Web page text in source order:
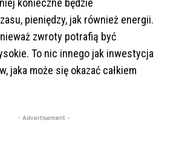
konieczne będzie
pieniędzy, jak również energii.
zwroty potrafią być
To nic innego jak inwestycja
jaka może się okazać całkiem
- Advertisement -